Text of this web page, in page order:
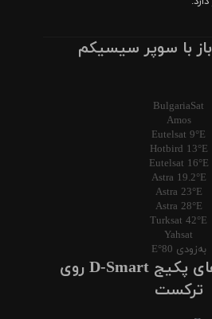
با سوپر سیسیکم
BulgariaSat
Amos
Eutelsat 9°E
Hotbird 13°E
Eutelsat 16°E
Astra 19.2°E
Astra 23°E
Astra 28°E
Turksat 42°E
Yahsat
به‌زودی 80°E
لیست کانال‌های پکیج D-Smart روی
ترکست